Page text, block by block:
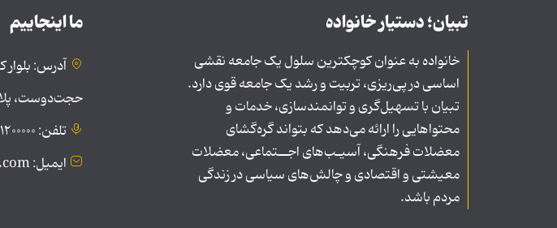
تبیان؛ دستیار خانواده
خانواده به عنوان کوچکترین سلول یک جامعه نقشی
اساسی در پی‌ریزی، تربیت و رشد یک جامعه قوی دارد.
تبیان با تسهیل‌گری و توانمندسازی، خدمات و
محتواهایی را ارائه می‌دهد که بتواند گره‌گشای
معضلات فرهنگی، آسیـب‌های اجــتماعی، معضلات
معیشتی و اقتصادی و چالش‌های سیاسی در زندگی
مردم باشد.
ما اینجاییم
آدرس: بلوار
حجت‌دوست،
تلفن: ۰۲۱۸۱۲۰۰۰۰۰
ایمیل: public@tebyan.com